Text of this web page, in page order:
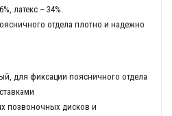
латекс – 34%.
отдела плотно и надежно
для фиксации поясничного отдела
позвоночных дисков и